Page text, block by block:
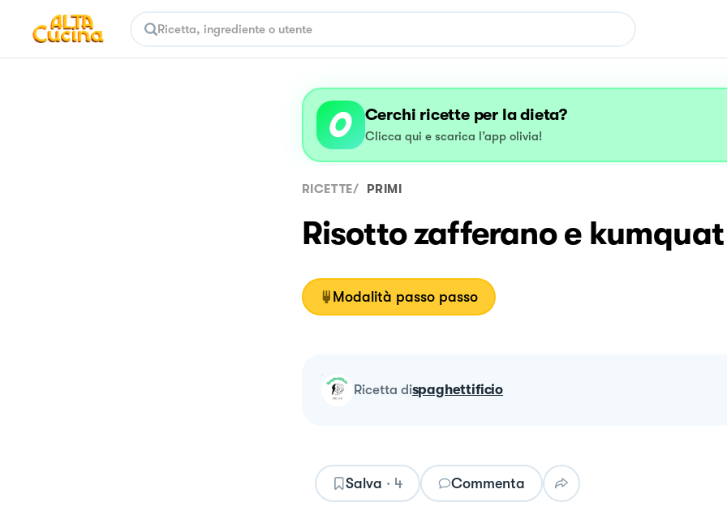
Cerchi ricette per la dieta?
Clicca qui e scarica l’app olivia!
RICETTE/ PRIMI
Risotto zafferano e kumquat
Modalità passo passo
ricetta dispaghettificio
Salva · 4 Commenta